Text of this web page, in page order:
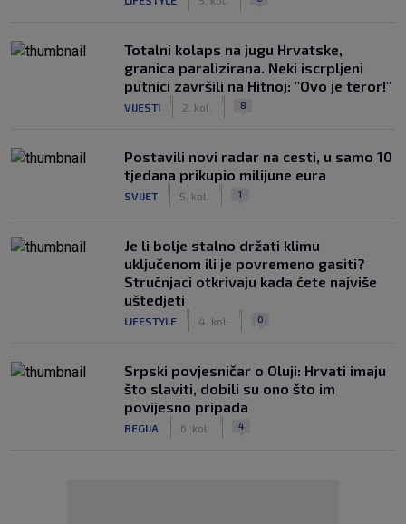
Totalni kolaps na jugu Hrvatske,
granica paralizirana. Neki iscrpljeni
putnici završili na Hitnoj: "Ovo je teror!"
VIJESTI 2. kol. 8
Postavili novi radar na cesti, u samo 10
tjedana prikupio milijune eura
SVIJET 5. kol. 1
Je li bolje stalno držati klimu
uključenom ili je povremeno gasiti?
Stručnjaci otkrivaju kada ćete najviše
uštedjeti
LIFESTYLE 4. kol. 0
Srpski povjesničar o Oluji: Hrvati imaju
što slaviti, dobili su ono što im
povijesno pripada
REGIJA 6. kol. 4